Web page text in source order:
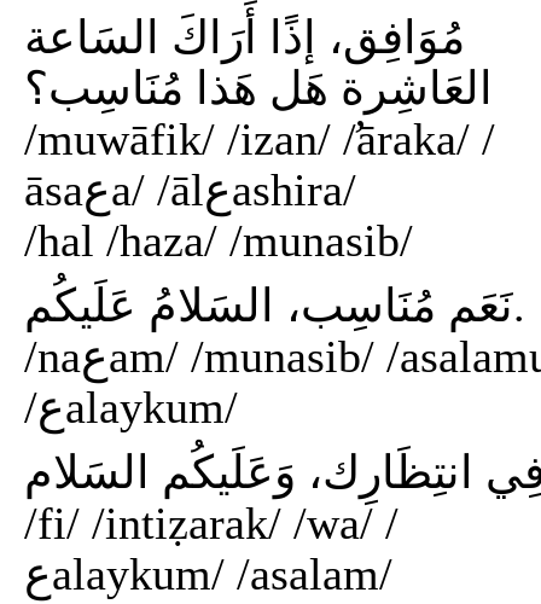
مُوَافِق، إذًا أَرَاكَ السَاعة
العَاشِرة هَل هَذا مُنَاسِب؟
/muwāfik/ /izan/ /̛āraka/ /
āsaعa/ /ālعashira/
/hal /haza/ /munasib/
نَعَم مُنَاسِب، السَلامُ عَلَيكُم.
/naعam/ /munasib/ /asalamu/
/عalaykum/
/fi/ /intiẓarak/ /wa/ /
عalaykum/ /asalam/